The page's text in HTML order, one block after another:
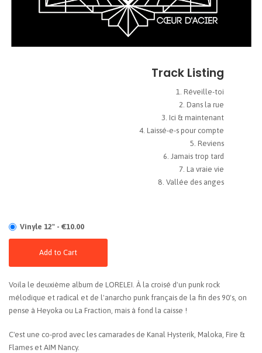
Track Listing
Réveille-toi
Dans la rue
Ici & maintenant
Laissé-e-s pour compte
Reviens
Jamais trop tard
La vraie vie
Vallée des anges
Vinyle 12" - €10.00
Add to Cart
Voila le deuxième album de LORELEI. À la croisé d'un punk rock
mélodique et radical et de l'anarcho punk français de la fin des 90's, on
pense à Heyoka ou La Fraction, mais à fond la caisse !
C'est une co-prod avec les camarades de Kanal Hysterik, Maloka, Fire &
Flames et AIM Nancy.